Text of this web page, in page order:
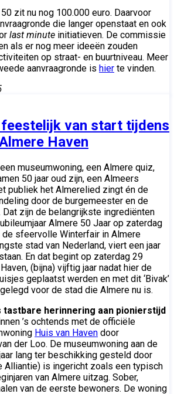
zit nu nog 100.000 euro. Daarvoor
die langer openstaat en ook
last minute initiatieven. De commissie
als er nog meer ideeën zouden
op straat- en buurtniveau. Meer
aanvraagronde is hier te vinden.
van start tijdens
Haven
museumwoning, een Almere quiz,
50 jaar oud zijn, een Almeers
publiek het Almerelied zingt én de
door de burgemeester en de
Dat zijn de belangrijkste ingrediënten
Almere 50 Jaar op zaterdag
sfeervolle Winterfair in Almere
stad van Nederland, viert een jaar
En dat begint op zaterdag 29
(bijna) vijftig jaar nadat hier de
geplaatst werden en met dit ‘Bivak’
voor de stad die Almere nu is.
tastbare herinnering aan pionierstijd
’s ochtends met de officiële
Huis van Haven door
der Loo. De museumwoning aan de
lang ter beschikking gesteld door
Alliantie) is ingericht zoals een typisch
van Almere uitzag. Sober,
van de eerste bewoners. De woning